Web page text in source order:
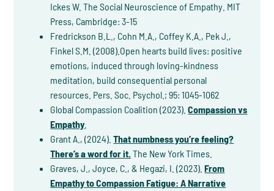
Ickes W. The Social Neuroscience of Empathy. MIT
Press, Cambridge: 3-15
Fredrickson B.L., Cohn M.A., Coffey K.A., Pek J.,
Finkel S.M. (2008).Open hearts build lives: positive
emotions, induced through loving-kindness
meditation, build consequential personal
resources. Pers. Soc. Psychol.; 95: 1045-1062
Global Compassion Coalition (2023).Compassion vs
Empathy
Grant A., (2024).That numbness you’re feeling?
There’s a word for it. The New York Times.
Graves, J., Joyce, C., & Hegazi, I. (2023).From
Empathy to Compassion Fatigue: A Narrative